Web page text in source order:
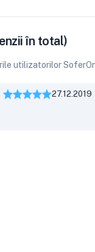
în total)
utilizatorilor
27.12.2019